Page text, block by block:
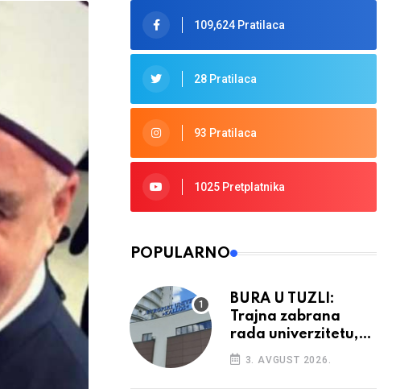
109,624 Pratilaca
28 Pratilaca
93 Pratilaca
1025 Pretplatnika
POPULARNO
BURA U TUZLI:
Trajna zabrana
rada univerzitetu,
provedba sudskih
odluka
3. AVGUST 2026.